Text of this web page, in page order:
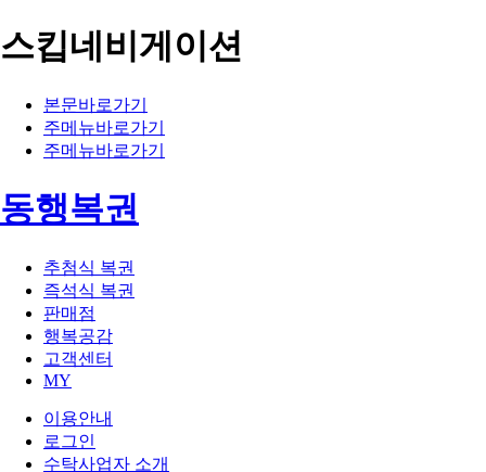
스킵네비게이션
본문바로가기
주메뉴바로가기
주메뉴바로가기
동행복권
추첨식 복권
즉석식 복권
판매점
행복공감
고객센터
MY
이용안내
로그인
수탁사업자 소개